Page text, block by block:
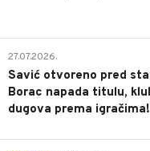
27.07.2026.
Savić otvoreno pred
Borac napada titulu,
dugova prema igračima!